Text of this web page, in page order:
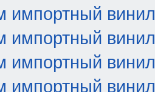
импортный винил
импортный винил
импортный винил
импортный винил